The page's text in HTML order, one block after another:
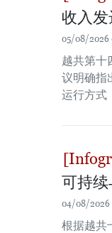
收入
05/08/2026
越共第十
议明确指
运行方式
可持
04/08/2026
根据越共